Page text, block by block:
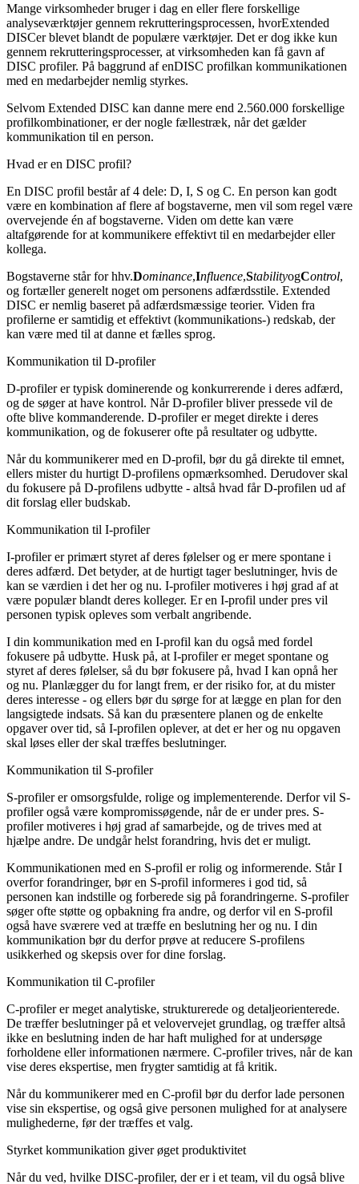
Mange virksomheder bruger i dag en eller flere forskellige
analyseværktøjer gennem rekrutteringsprocessen, hvorExtended
DISCer blevet blandt de populære værktøjer. Det er dog ikke kun
gennem rekrutteringsprocesser, at virksomheden kan få gavn af
DISC profiler. På baggrund af enDISC profilkan kommunikationen
med en medarbejder nemlig styrkes.
Selvom Extended DISC kan danne mere end 2.560.000 forskellige
profilkombinationer, er der nogle fællestræk, når det gælder
kommunikation til en person.
Hvad er en DISC profil?
En DISC profil består af 4 dele: D, I, S og C. En person kan godt
være en kombination af flere af bogstaverne, men vil som regel være
overvejende én af bogstaverne. Viden om dette kan være
altafgørende for at kommunikere effektivt til en medarbejder eller
kollega.
Bogstaverne står for hhv.Dominance,Influence,StabilityogControl,
og fortæller generelt noget om personens adfærdsstile. Extended
DISC er nemlig baseret på adfærdsmæssige teorier. Viden fra
profilerne er samtidig et effektivt (kommunikations-) redskab, der
kan være med til at danne et fælles sprog.
Kommunikation til D-profiler
D-profiler er typisk dominerende og konkurrerende i deres adfærd,
og de søger at have kontrol. Når D-profiler bliver pressede vil de
ofte blive kommanderende. D-profiler er meget direkte i deres
kommunikation, og de fokuserer ofte på resultater og udbytte.
Når du kommunikerer med en D-profil, bør du gå direkte til emnet,
ellers mister du hurtigt D-profilens opmærksomhed. Derudover skal
du fokusere på D-profilens udbytte - altså hvad får D-profilen ud af
dit forslag eller budskab.
Kommunikation til I-profiler
I-profiler er primært styret af deres følelser og er mere spontane i
deres adfærd. Det betyder, at de hurtigt tager beslutninger, hvis de
kan se værdien i det her og nu. I-profiler motiveres i høj grad af at
være populær blandt deres kolleger. Er en I-profil under pres vil
personen typisk opleves som verbalt angribende.
I din kommunikation med en I-profil kan du også med fordel
fokusere på udbytte. Husk på, at I-profiler er meget spontane og
styret af deres følelser, så du bør fokusere på, hvad I kan opnå her
og nu. Planlægger du for langt frem, er der risiko for, at du mister
deres interesse - og ellers bør du sørge for at lægge en plan for den
langsigtede indsats. Så kan du præsentere planen og de enkelte
opgaver over tid, så I-profilen oplever, at det er her og nu opgaven
skal løses eller der skal træffes beslutninger.
Kommunikation til S-profiler
S-profiler er omsorgsfulde, rolige og implementerende. Derfor vil S-
profiler også være kompromissøgende, når de er under pres. S-
profiler motiveres i høj grad af samarbejde, og de trives med at
hjælpe andre. De undgår helst forandring, hvis det er muligt.
Kommunikationen med en S-profil er rolig og informerende. Står I
overfor forandringer, bør en S-profil informeres i god tid, så
personen kan indstille og forberede sig på forandringerne. S-profiler
søger ofte støtte og opbakning fra andre, og derfor vil en S-profil
også have sværere ved at træffe en beslutning her og nu. I din
kommunikation bør du derfor prøve at reducere S-profilens
usikkerhed og skepsis over for dine forslag.
Kommunikation til C-profiler
C-profiler er meget analytiske, strukturerede og detaljeorienterede.
De træffer beslutninger på et velovervejet grundlag, og træffer altså
ikke en beslutning inden de har haft mulighed for at undersøge
forholdene eller informationen nærmere. C-profiler trives, når de kan
vise deres ekspertise, men frygter samtidig at få kritik.
Når du kommunikerer med en C-profil bør du derfor lade personen
vise sin ekspertise, og også give personen mulighed for at analysere
mulighederne, før der træffes et valg.
Styrket kommunikation giver øget produktivitet
Når du ved, hvilke DISC-profiler, der er i et team, vil du også blive